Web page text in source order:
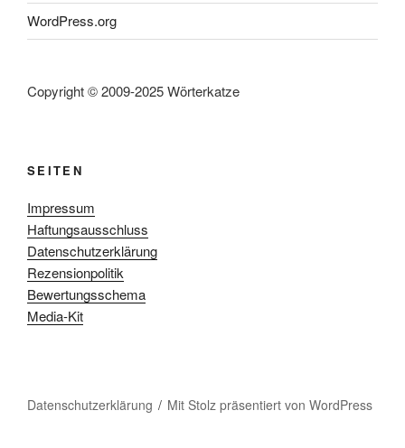
WordPress.org
Copyright © 2009-2025 Wörterkatze
SEITEN
Impressum
Haftungsausschluss
Datenschutzerklärung
Rezensionpolitik
Bewertungsschema
Media-Kit
Datenschutzerklärung Mit Stolz präsentiert von WordPress